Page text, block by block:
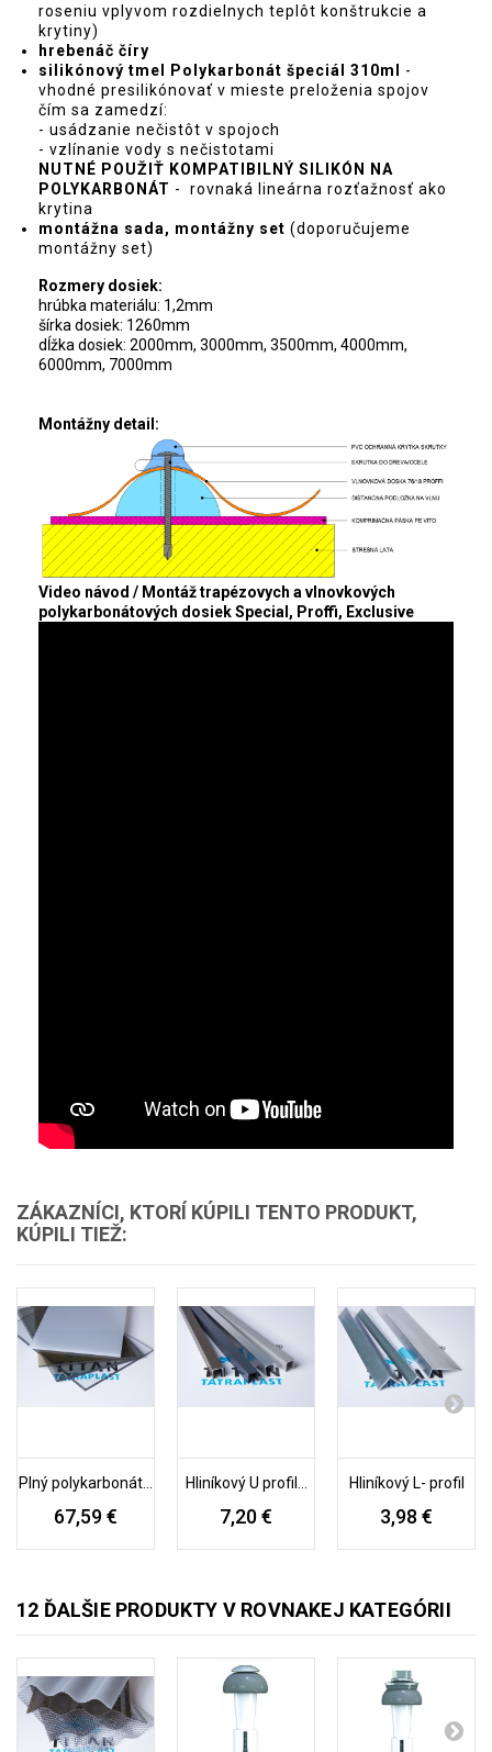
roseniu vplyvom rozdielnych teplôt konštrukcie a
krytiny)
hrebenáč číry
silikónový tmel Polykarbonát špeciál 310ml
-
vhodné presilikónovať v mieste preloženia spojov
čím sa zamedzí:
- usádzanie nečistôt v spojoch
- vzlínanie vody s nečistotami
NUTNÉ POUŽIŤ KOMPATIBILNÝ SILIKÓN NA
POLYKARBONÁT - rovnaká lineárna rozťažnosť ako
krytina
montážna sada, montážny set (doporučujeme
montážny set)
Rozmery dosiek:
hrúbka materiálu: 1,2mm
šírka dosiek: 1260mm
dĺžka dosiek: 2000mm, 3000mm, 3500mm, 4000mm,
6000mm, 7000mm
Montážny detail:
Video návod / Montáž trapézovych a vlnovkových
polykarbonátových dosiek Special, Proffi, Exclusive
ZÁKAZNÍCI, KTORÍ KÚPILI TENTO PRODUKT,
KÚPILI TIEŽ:
Plný polykarbonát...
67,59 €
Hliníkový U profil...
7,20 €
Hliníkový L- profil
3,98 €
12 ĎALŠIE PRODUKTY V ROVNAKEJ KATEGÓRII